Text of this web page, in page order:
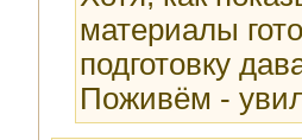
материалы
подготовку
Поживём -